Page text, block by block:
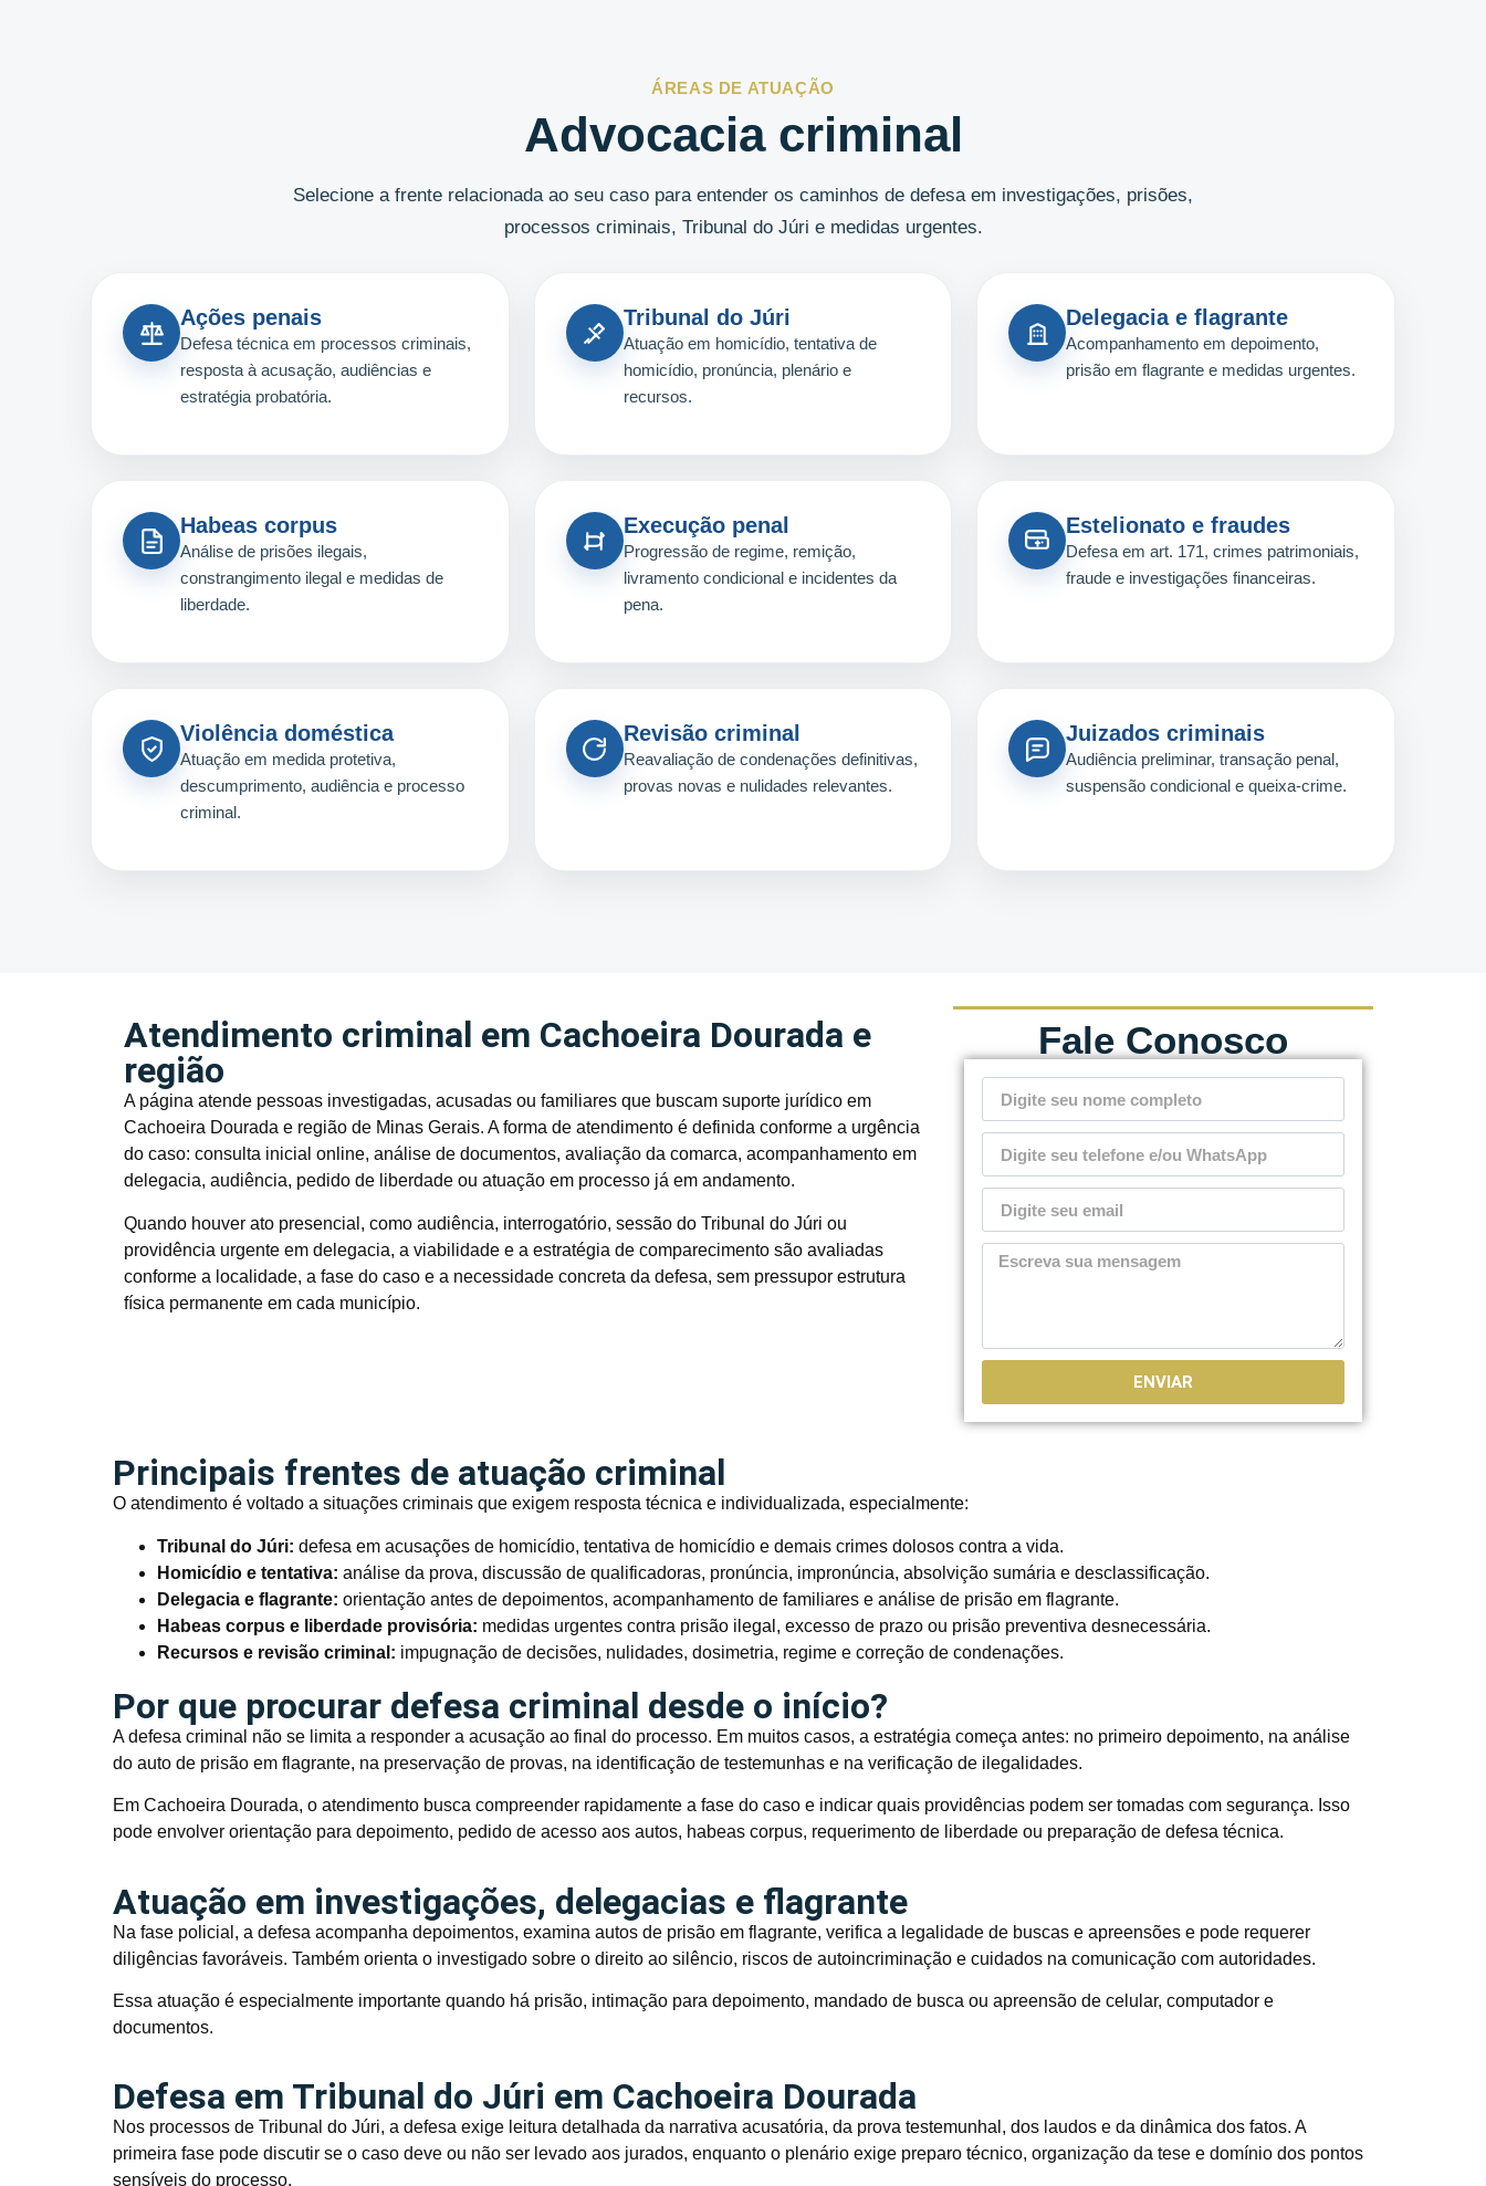
ÁREAS DE ATUAÇÃO
Advocacia criminal
Selecione a frente relacionada ao seu caso para entender os caminhos de defesa em investigações, prisões,
processos criminais, Tribunal do Júri e medidas urgentes.
Ações penais
Defesa técnica em processos criminais,
resposta à acusação, audiências e
estratégia probatória.
Tribunal do Júri
Atuação em homicídio, tentativa de
homicídio, pronúncia, plenário e
recursos.
Delegacia e flagrante
Acompanhamento em depoimento,
prisão em flagrante e medidas urgentes.
Habeas corpus
Análise de prisões ilegais,
constrangimento ilegal e medidas de
liberdade.
Execução penal
Progressão de regime, remição,
livramento condicional e incidentes da
pena.
Estelionato e fraudes
Defesa em art. 171, crimes patrimoniais,
fraude e investigações financeiras.
Violência doméstica
Atuação em medida protetiva,
descumprimento, audiência e processo
criminal.
Revisão criminal
Reavaliação de condenações definitivas,
provas novas e nulidades relevantes.
Juizados criminais
Audiência preliminar, transação penal,
suspensão condicional e queixa-crime.
Atendimento criminal em Cachoeira Dourada e
região
A página atende pessoas investigadas, acusadas ou familiares que buscam suporte jurídico em
Cachoeira Dourada e região de Minas Gerais. A forma de atendimento é definida conforme a urgência
do caso: consulta inicial online, análise de documentos, avaliação da comarca, acompanhamento em
delegacia, audiência, pedido de liberdade ou atuação em processo já em andamento.
Quando houver ato presencial, como audiência, interrogatório, sessão do Tribunal do Júri ou
providência urgente em delegacia, a viabilidade e a estratégia de comparecimento são avaliadas
conforme a localidade, a fase do caso e a necessidade concreta da defesa, sem pressupor estrutura
física permanente em cada município.
Fale Conosco
ENVIAR
Principais frentes de atuação criminal
O atendimento é voltado a situações criminais que exigem resposta técnica e individualizada, especialmente:
Tribunal do Júri: defesa em acusações de homicídio, tentativa de homicídio e demais crimes dolosos contra a vida.
Homicídio e tentativa: análise da prova, discussão de qualificadoras, pronúncia, impronúncia, absolvição sumária e desclassificação.
Delegacia e flagrante: orientação antes de depoimentos, acompanhamento de familiares e análise de prisão em flagrante.
Habeas corpus e liberdade provisória: medidas urgentes contra prisão ilegal, excesso de prazo ou prisão preventiva desnecessária.
Recursos e revisão criminal: impugnação de decisões, nulidades, dosimetria, regime e correção de condenações.
Por que procurar defesa criminal desde o início?
A defesa criminal não se limita a responder a acusação ao final do processo. Em muitos casos, a estratégia começa antes: no primeiro depoimento, na análise
do auto de prisão em flagrante, na preservação de provas, na identificação de testemunhas e na verificação de ilegalidades.
Em Cachoeira Dourada, o atendimento busca compreender rapidamente a fase do caso e indicar quais providências podem ser tomadas com segurança. Isso
pode envolver orientação para depoimento, pedido de acesso aos autos, habeas corpus, requerimento de liberdade ou preparação de defesa técnica.
Atuação em investigações, delegacias e flagrante
Na fase policial, a defesa acompanha depoimentos, examina autos de prisão em flagrante, verifica a legalidade de buscas e apreensões e pode requerer
diligências favoráveis. Também orienta o investigado sobre o direito ao silêncio, riscos de autoincriminação e cuidados na comunicação com autoridades.
Essa atuação é especialmente importante quando há prisão, intimação para depoimento, mandado de busca ou apreensão de celular, computador e
documentos.
Defesa em Tribunal do Júri em Cachoeira Dourada
Nos processos de Tribunal do Júri, a defesa exige leitura detalhada da narrativa acusatória, da prova testemunhal, dos laudos e da dinâmica dos fatos. A
primeira fase pode discutir se o caso deve ou não ser levado aos jurados, enquanto o plenário exige preparo técnico, organização da tese e domínio dos pontos
sensíveis do processo.